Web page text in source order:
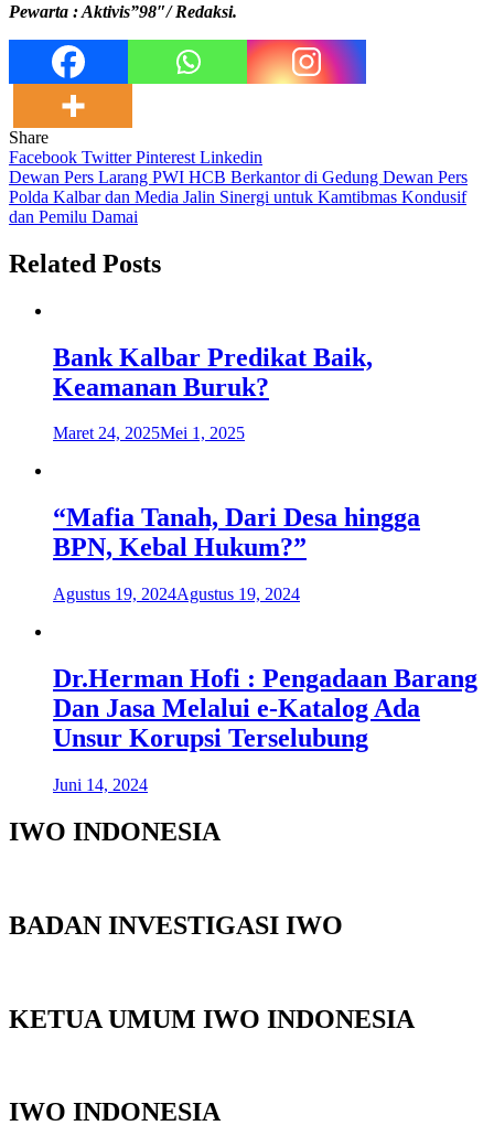
Pewarta : Aktivis”98″/ Redaksi.
Share
Facebook TwitterPinterest Linkedin
Navigasi
pos
Dewan Pers Larang PWI HCB Berkantor di Gedung Dewan Pers
Polda Kalbar dan Media Jalin Sinergi untuk Kamtibmas Kondusif
dan Pemilu Damai
Related Posts
Bank Kalbar Predikat Baik,
Keamanan Buruk?
Maret 24, 2025Mei 1, 2025
“Mafia Tanah, Dari Desa hingga
BPN, Kebal Hukum?”
Agustus 19, 2024Agustus 19, 2024
Dr.Herman Hofi : Pengadaan Barang
Dan Jasa Melalui e-Katalog Ada
Unsur Korupsi Terselubung
Juni 14, 2024
IWO INDONESIA
BADAN INVESTIGASI IWO
KETUA UMUM IWO INDONESIA
IWO INDONESIA